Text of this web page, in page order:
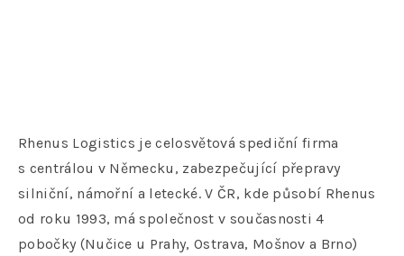
Rhenus Logistics je celosvětová spediční firma
s centrálou v Německu, zabezpečující přepravy
silniční, námořní a letecké. V ČR, kde působí Rhenus
od roku 1993, má společnost v současnosti 4
pobočky (Nučice u Prahy, Ostrava, Mošnov a Brno)